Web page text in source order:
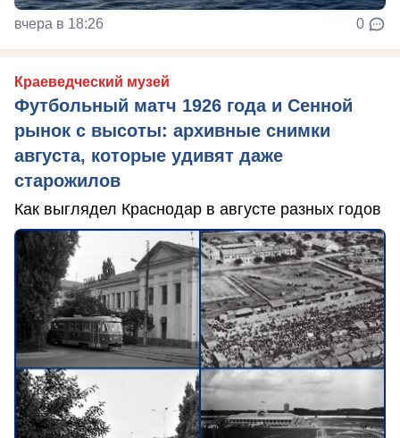
вчера в 18:26 0
Краеведческий музей
Футбольный матч 1926 года и Сенной
рынок с высоты: архивные снимки
августа, которые удивят даже
старожилов
Как выглядел Краснодар в августе разных годов